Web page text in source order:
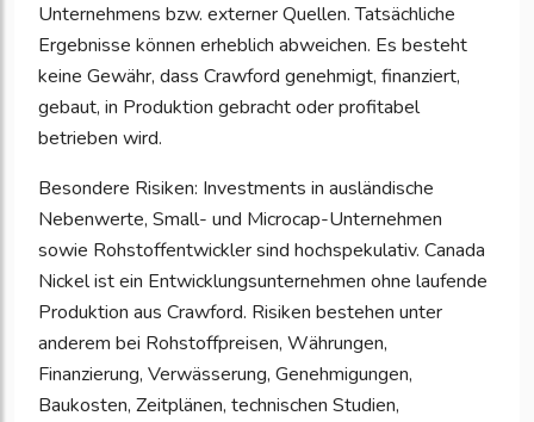
Unternehmens bzw. externer Quellen. Tatsächliche
Ergebnisse können erheblich abweichen. Es besteht
keine Gewähr, dass Crawford genehmigt, finanziert,
gebaut, in Produktion gebracht oder profitabel
betrieben wird.
Besondere Risiken: Investments in ausländische
Nebenwerte, Small- und Microcap-Unternehmen
sowie Rohstoffentwickler sind hochspekulativ. Canada
Nickel ist ein Entwicklungsunternehmen ohne laufende
Produktion aus Crawford. Risiken bestehen unter
anderem bei Rohstoffpreisen, Währungen,
Finanzierung, Verwässerung, Genehmigungen,
Baukosten, Zeitplänen, technischen Studien,